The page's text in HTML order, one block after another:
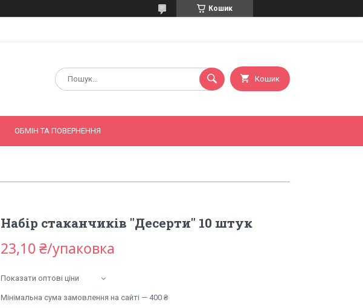
Кошик
Кошик
ОБМІН ТА ПОВЕРНЕННЯ
Набір стаканчиків "Десерти" 10 штук
23,10 ₴/упаковка
Показати оптові ціни
Мінімальна сума замовлення на сайті — 400 ₴